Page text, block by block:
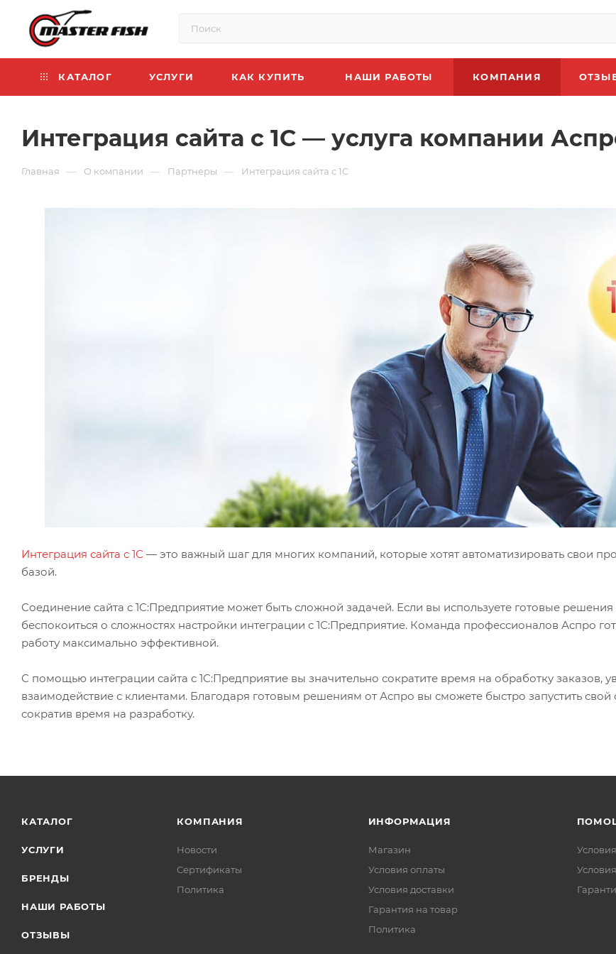
КАТАЛОГ УСЛУГИ КАК КУПИТЬ НАШИ РАБОТЫ КОМПАНИЯ
Интеграция сайта с 1С — услуга компании
Главная — О компании — Партнеры — Интеграция сайта с 1С
Интеграция сайта с 1С — это важный шаг для многих компаний, которые хотят автоматизировать свои
базой.
Соединение сайта с 1С:Предприятие может быть сложной задачей. Если вы используете готовые
беспокоиться о сложностях настройки интеграции с 1С:Предприятие. Команда профессионалов Аспро
работу максимально эффективной.
С помощью интеграции сайта с 1С:Предприятие вы значительно сократите время на обработку заказов,
взаимодействие с клиентами. Благодаря готовым решениям от Аспро вы сможете быстро запустить свой
сократив время на разработку.
КАТАЛОГ
УСЛУГИ
БРЕНДЫ
НАШИ РАБОТЫ
ОТЗЫВЫ
КОМПАНИЯ
Новости
Сертификаты
Политика
ИНФОРМАЦИЯ
Магазин
Условия оплаты
Условия доставки
Гарантия на товар
Политика